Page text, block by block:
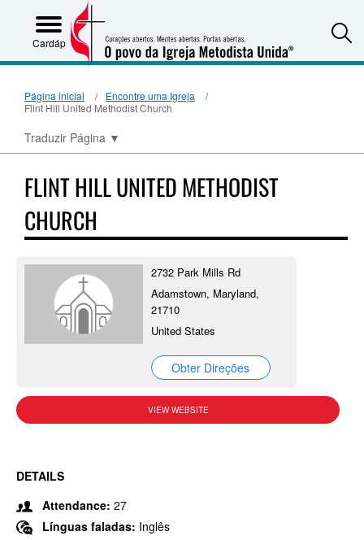
Cardápio
Página inicial
Encontre uma Igreja
Flint Hill United Methodist Church
Traduzir Página ▼
FLINT HILL UNITED METHODIST
CHURCH
2732 Park Mills Rd
Adamstown, Maryland,
21710
United States
Obter Direções
VIEW WEBSITE
DETAILS
Attendance: 27
Línguas faladas: Inglês